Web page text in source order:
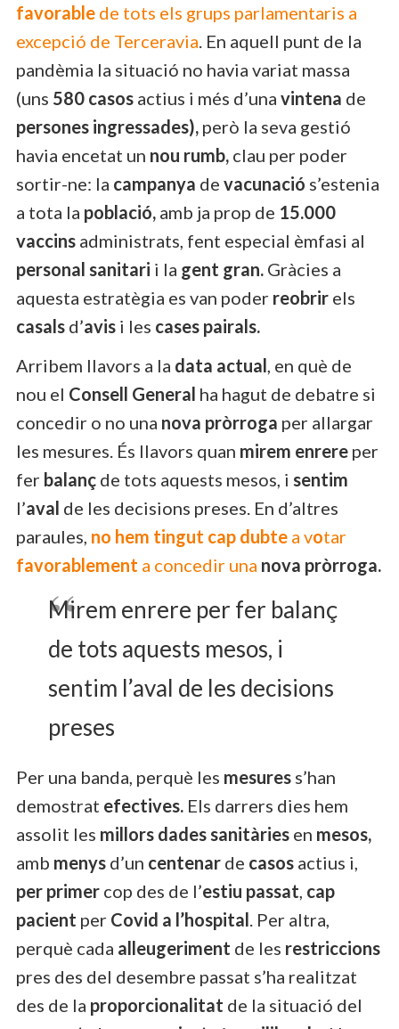
favorable de tots els grups parlamentaris a
excepció de Terceravia. En aquell punt de la
pandèmia la situació no havia variat massa
(uns 580 casos actius i més d’una vintena de
persones ingressades), però la seva gestió
havia encetat un nou rumb, clau per poder
sortir-ne: la campanya de vacunació s’estenia
a tota la població, amb ja prop de 15.000
vaccins administrats, fent especial èmfasi al
personal sanitari i la gent gran. Gràcies a
aquesta estratègia es van poder reobrir els
casals d’avis i les cases pairals.
Arribem llavors a la data actual, en què de
nou el Consell General ha hagut de debatre si
concedir o no una nova pròrroga per allargar
les mesures. És llavors quan mirem enrere per
fer balanç de tots aquests mesos, i sentim
l’aval de les decisions preses. En d’altres
paraules, no hem tingut cap dubte a votar
favorablement a concedir una nova pròrroga.
Mirem enrere per fer balanç
de tots aquests mesos, i
sentim l’aval de les decisions
preses
Per una banda, perquè les mesures s’han
demostrat efectives. Els darrers dies hem
assolit les millors dades sanitàries en mesos,
amb menys d’un centenar de casos actius i,
per primer cop des de l’estiu passat, cap
pacient per Covid a l’hospital. Per altra,
perquè cada alleugeriment de les restriccions
pres des del desembre passat s’ha realitzat
des de la proporcionalitat de la situació del